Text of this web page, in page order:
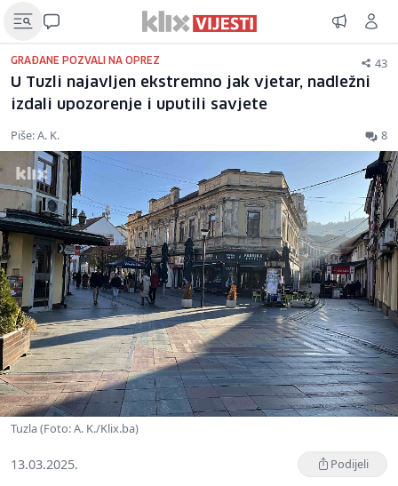
GRAĐANE POZVALI NA OPREZ 43
U Tuzli najavljen ekstremno jak vjetar, nadležni
izdali upozorenje i uputili savjete
Piše: A. K. 8
Tuzla (Foto: A. K./Klix.ba)
13.03.2025. Podijeli